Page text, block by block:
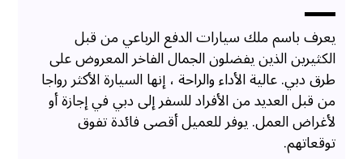
يعرف باسم ملك سيارات الدفع الرباعي من قبل
الكثيرين الذين يفضلون الجمال الفاخر المعروض على
طرق دبي. عالية الأداء والراحة ، إنها السيارة الأكثر رواجا
من قبل العديد من الأفراد للسفر إلى دبي في إجازة أو
لأغراض العمل. يوفر للعميل أقصى فائدة تفوق
توقعاتهم.